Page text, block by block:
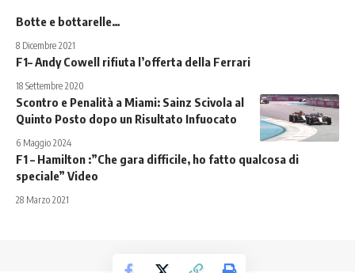
Botte e bottarelle…
8 Dicembre 2021
F1– Andy Cowell rifiuta l’offerta della Ferrari
18 Settembre 2020
Scontro e Penalità a Miami: Sainz Scivola al
Quinto Posto dopo un Risultato Infuocato
6 Maggio 2024
F1 – Hamilton :”Che gara difficile, ho fatto qualcosa di
speciale” Video
28 Marzo 2021